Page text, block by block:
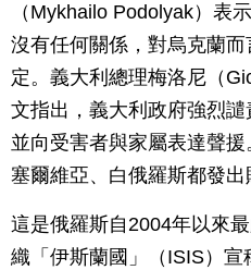
（Mykhailo Podolyak）表
沒有任何關係，對烏克蘭
定。義大利總理梅洛尼（
文指出，義大利政府強烈譴
並向受害者與家屬表達聲
塞爾維亞、白俄羅斯都發出
這是俄羅斯自2004年以來
織「伊斯蘭國」（ISIS）